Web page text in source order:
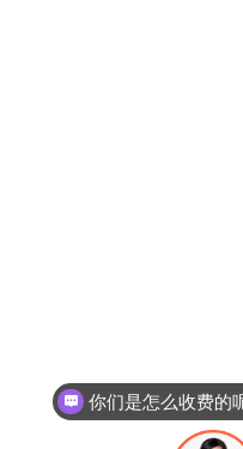
你们是怎么收费的